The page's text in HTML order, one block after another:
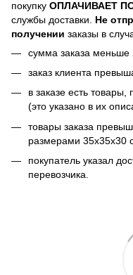
покупку ОПЛАЧИВАЕТ
службы доставки. Не
получении заказы в
сумма заказа меньше
заказ клиента
в заказе есть
(это указано в их
товары заказа
размерами
покупатель указал
перевозчика.